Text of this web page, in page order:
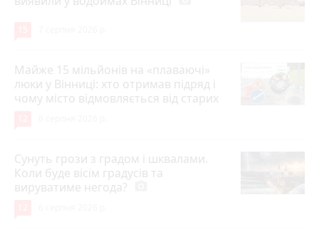
Майже 15 мільйонів на «плаваючі»
люки у Вінниці: хто отримав підряд і
чому місто відмовляється від старих
Сунуть грози з градом і шквалами.
Коли буде вісім градусів та
вируватиме негода?